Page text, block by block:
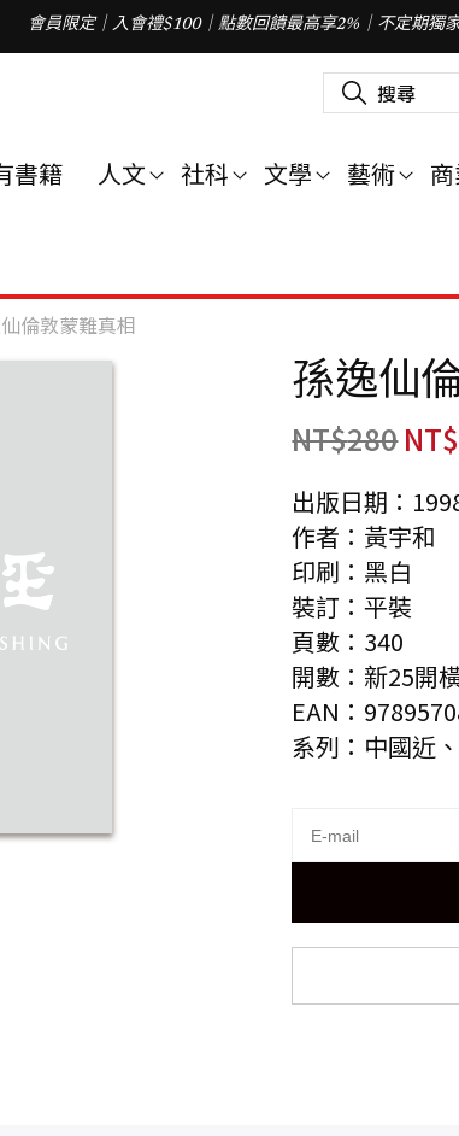
會員限定｜入會禮$100｜點數回饋最高享2%｜不定期獨
搜
尋
字
書籍 人文 社科 文學 藝術
倫敦蒙難真相
孫逸仙
NT$280NT$
出版日期：
作者：黃宇和
印刷：黑白
裝訂：平裝
頁數：340
開數：新25開
EAN：
系列：中國近